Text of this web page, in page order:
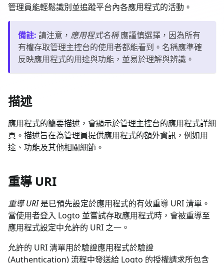
管理員能輕鬆識別並追蹤平台內各應用程式的活動。
備註: 請注意， 應用程式名稱應謹慎選擇，因為所有
有權存取管理主控台的使用者都能看到。名稱應準確
反映應用程式的用途與功能，並易於理解與辨識。
描述
應用程式的簡要描述，會顯示於管理主控台的應用程式詳細
頁。描述旨在為管理員提供應用程式的額外資訊，例如用
途、功能及其他相關細節。
重導 URI
重導 URI是已預先設定於應用程式的有效重導 URI 清單。
當使用者登入 Logto 並嘗試存取應用程式時，會被重導至
應用程式設定中允許的 URI 之一。
允許的 URI 清單用於驗證應用程式於驗證
(Authentication) 流程中發送給 Logto 的授權請求所包含